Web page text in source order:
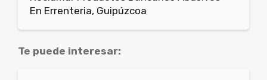
En Errenteria, Guipúzcoa
Te puede interesar: